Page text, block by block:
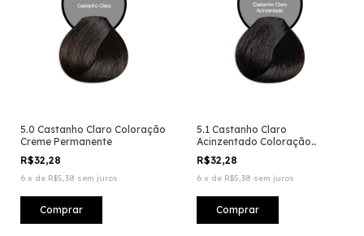
5.0 Castanho Claro Coloração
Creme Permanente
R$32,28
6 x de R$5,38 sem juros
5.1 Castanho Claro
Acinzentado Coloração
Creme Permanente
R$32,28
6 x de R$5,38 sem juros